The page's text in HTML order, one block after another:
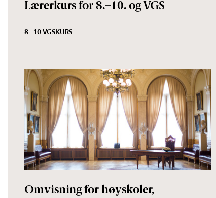
Lærerkurs for 8.–10. og VGS
8.–10.VGSKURS
Omvisning for høyskoler,